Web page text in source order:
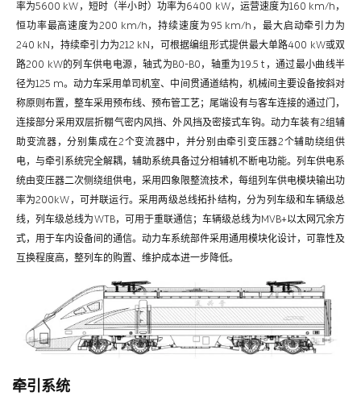
率为5600 kW，短时（半小时）功率为6400 kW，运营速度为160 km/h，
恒功率最高速度为200 km/h，持续速度为95 km/h，最大启动牵引力为
240 kN，持续牵引力为212 kN，可根据编组形式提供最大单路400 kW或双
路200 kW的列车供电电源，轴式为B0-B0，轴重为19.5 t，通过最小曲线半
径为125 m。动力车采用单司机室、中间贯通道结构，机械间主要设备按斜对
称原则布置，整车采用预布线、预布管工艺；尾端设有与客车连接的通过门，
连接部分采用双层折棚气密内风挡、外风挡及密接式车钩。动力车装有2组辅
助变流器，分别集成在2个变流器中，并分别由牵引变压器2个辅助绕组供
电，与牵引系统完全解耦，辅助系统具备过分相辅机不断电功能。列车供电系
统由变压器二次侧绕组供电，采用四象限整流技术，每组列车供电模块输出功
率为200kW，可并联运行。采用两级总线拓扑结构，分为列车级和车辆级总
线，列车级总线为WTB，可用于重联通信；车辆级总线为MVB+以太网冗余方
式，用于车内设备间的通信。动力车系统部件采用通用模块化设计，可靠性及
互换程度高，整列车的购置、维护成本进一步降低。
牵引系统